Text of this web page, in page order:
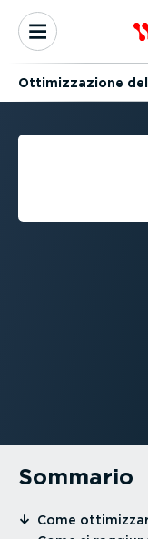
Ottimiz­za­zione
GUIDA
Sommario
⁠Come